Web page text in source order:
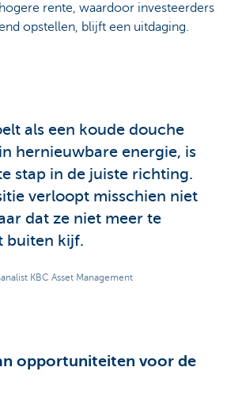
rente, waardoor investeerders
opstellen, blijft een uitdaging.
als een koude douche
hernieuwbare energie, is
stap in de juiste richting.
verloopt misschien niet
dat ze niet meer te
buiten kijf.
KBC Asset Management
opportuniteiten voor de